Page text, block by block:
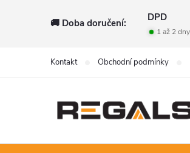
🚚 Doba doručení: DPD
1 až 2 dny
Kontakt Obchodní podmínky